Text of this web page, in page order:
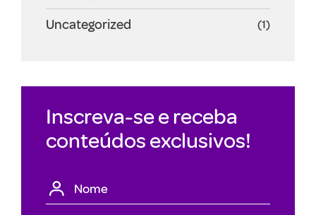
Uncategorized (1)
Inscreva-se e receba
conteúdos exclusivos!